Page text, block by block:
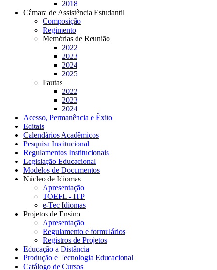
2018
Câmara de Assistência Estudantil
Composição
Regimento
Memórias de Reunião
2022
2023
2024
2025
Pautas
2022
2023
2024
Acesso, Permanência e Êxito
Editais
Calendários Acadêmicos
Pesquisa Institucional
Regulamentos Institucionais
Legislação Educacional
Modelos de Documentos
Núcleo de Idiomas
Apresentação
TOEFL - ITP
e-Tec Idiomas
Projetos de Ensino
Apresentação
Regulamento e formulários
Registros de Projetos
Educação a Distância
Produção e Tecnologia Educacional
Catálogo de Cursos